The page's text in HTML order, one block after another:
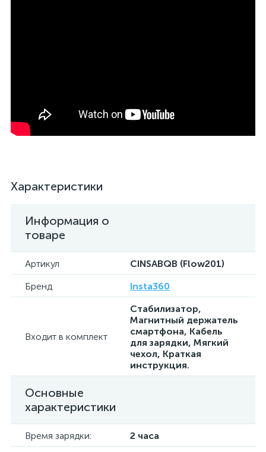
Характеристики
Информация о
товаре
Артикул
CINSABQB (Flow201)
Бренд
Insta360
Входит в комплект
Стабилизатор,
Магнитный держатель
смартфона, Кабель
для зарядки, Мягкий
чехол, Краткая
инструкция.
Основные
характеристики
Время зарядки:
2 часа